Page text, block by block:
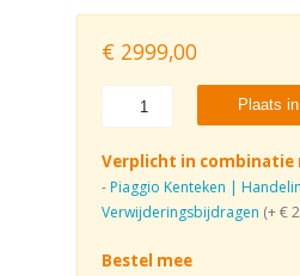
€ 2999,00
Plaats
Verplicht in combinatie
-Piaggio Kenteken |
Verwijderingsbijdragen (+ €
Bestel mee